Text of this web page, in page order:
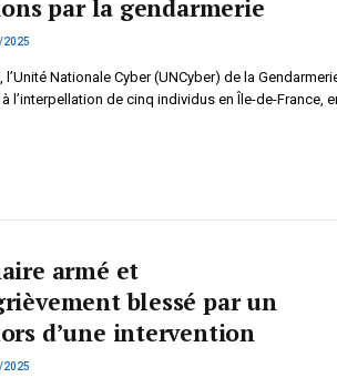
par la gendarmerie
l’Unité Nationale Cyber (UNCyber) de la
l’interpellation de cinq individus en Île-de-France,
armé et
blessé par un
d’une intervention